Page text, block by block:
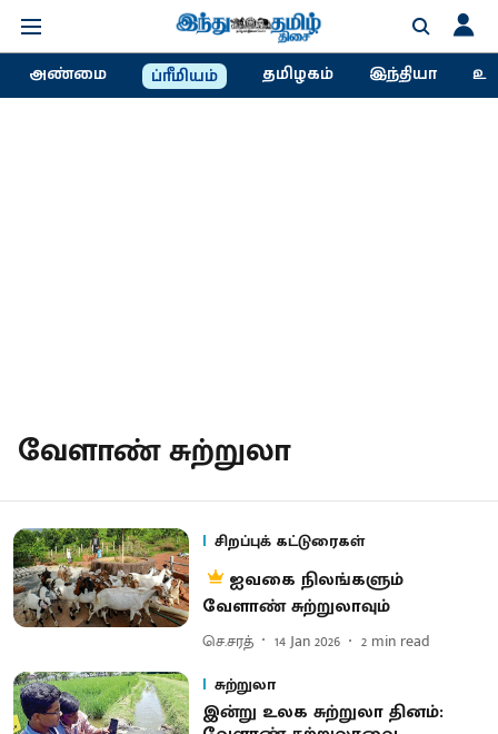
அண்மை ப்ரீமியம் தமிழகம் இந்தியா
வேளாண் சுற்றுலா
சிறப்புக் கட்டுரைகள்
ஐவகை நிலங்களும்
வேளாண் சுற்றுலாவும்
செ.சரத் 14 Jan 2026 2 min read
சுற்றுலா
இன்று உலக சுற்றுலா தினம்: